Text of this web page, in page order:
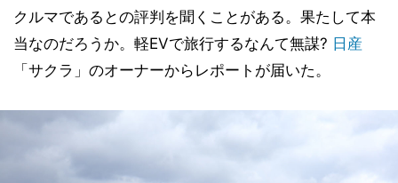
クルマであるとの評判を聞くことがある。果たして本
当なのだろうか。軽EVで旅行するなんて無謀? 日産
「サクラ」のオーナーからレポートが届いた。